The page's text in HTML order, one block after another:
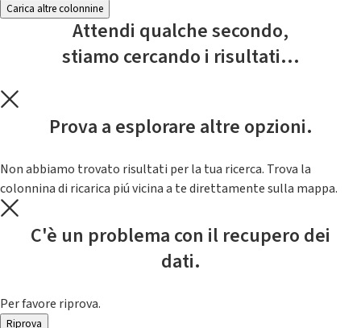
Carica altre colonnine
Attendi qualche secondo,
stiamo cercando i risultati...
Prova a esplorare altre opzioni.
Non abbiamo trovato risultati per la tua ricerca. Trova la
colonnina di ricarica piú vicina a te direttamente sulla mappa.
C'è un problema con il recupero dei
dati.
Per favore riprova.
Riprova